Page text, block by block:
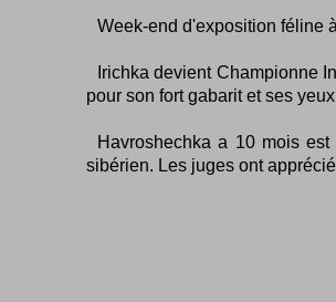
Week-end d'exposition féline
Irichka devient Championne
pour son fort gabarit et ses
Havroshechka a 10 mois
sibérien. Les juges ont